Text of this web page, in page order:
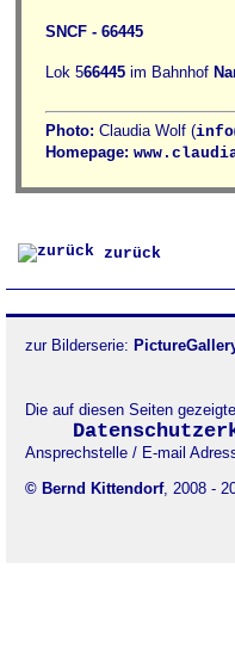
SNCF - 66445
Lok 566445 im Bahnhof
Photo: Claudia Wolf (
Homepage:
zurück
zur Bilderserie:
Die auf diesen Seiten
Ansprechstelle / E-mail
© Bernd Kittendorf, 2008 -